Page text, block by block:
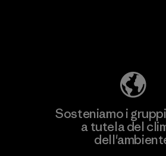
Sosteniamo i
a tutela del